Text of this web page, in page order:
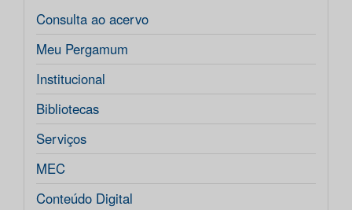
Consulta ao acervo
Meu Pergamum
Institucional
Bibliotecas
Serviços
MEC
Conteúdo Digital